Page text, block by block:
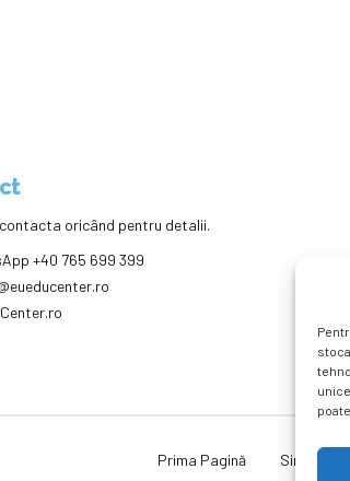
oricând pentru detalii.
+40 765 699 399
Prima Pagină